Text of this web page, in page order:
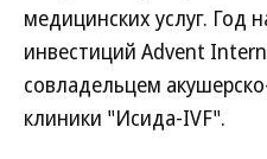
медицинских услуг. Год
инвестиций Advent
совладельцем
клиники "Исида-IVF".